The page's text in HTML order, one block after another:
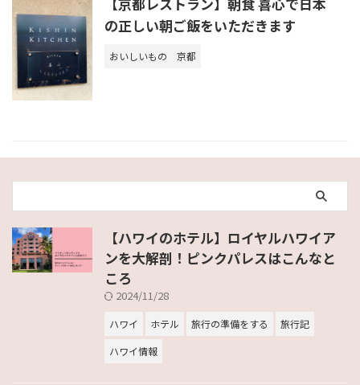
の正しい朝ご飯をいただきます
おいしいもの 京都
【ハワイのホテル】ロイヤルハワイア
ンを大解剖！ピンクパレスはこんなと
ころ
2024/11/28
ハワイ ホテル 旅行の準備をする
旅行記
ハワイ情報